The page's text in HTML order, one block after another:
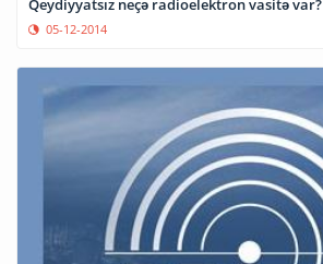
05-12-2014